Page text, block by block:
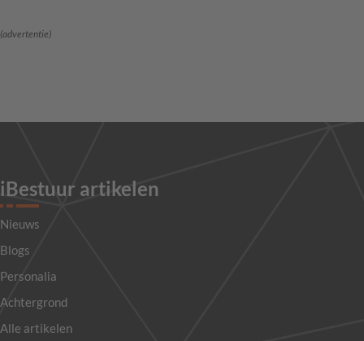
(advertentie)
iBestuur artikelen
Nieuws
Blogs
Personalia
Achtergrond
Alle artikelen